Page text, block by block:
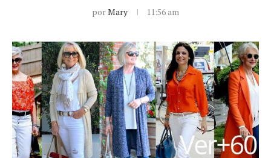
porMary 11:56 am